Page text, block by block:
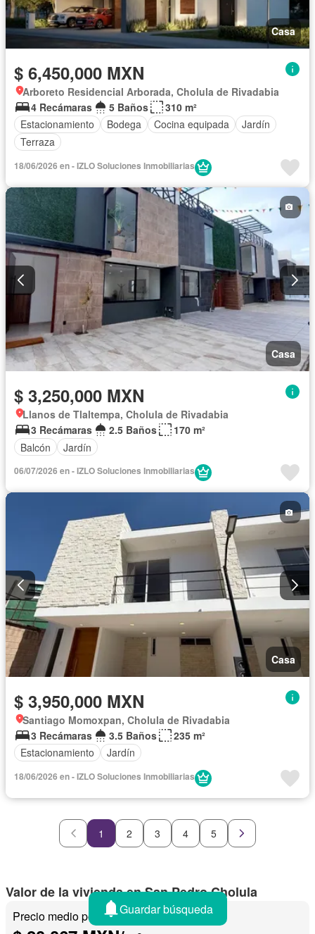
Casa
$ 6,450,000 MXN
Arboreto Residencial Arborada, Cholula de Rivadabia
4 Recámaras
5 Baños
310 m²
Estacionamiento
Bodega Cocina equipada
Jardín
Terraza
18/06/2026 en - IZLO Soluciones Inmobiliarias
Casa
$ 3,250,000 MXN
Llanos de Tlaltempa, Cholula de Rivadabia
3 Recámaras
2.5 Baños
170 m²
Balcón
Jardín
06/07/2026 en - IZLO Soluciones Inmobiliarias
Casa
$ 3,950,000 MXN
Santiago Momoxpan, Cholula de Rivadabia
3 Recámaras
3.5 Baños
235 m²
Estacionamiento
Jardín
18/06/2026 en - IZLO Soluciones Inmobiliarias
1 2 3 4 5
Valor de la vivienda en San Pedro Cholula
Precio medio por m² Guardar búsqueda